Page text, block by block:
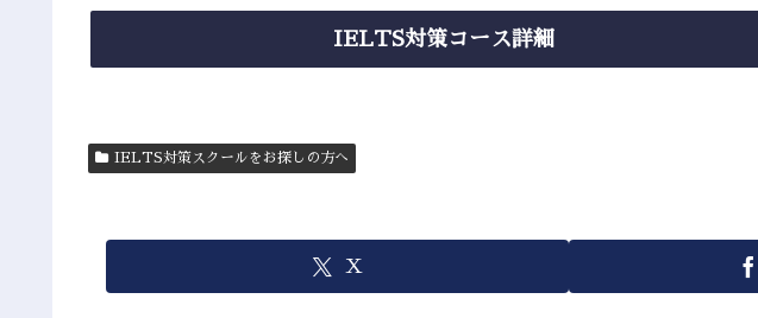
IELTS対策コース詳細
IELTS対策スクールをお探しの方へ
X